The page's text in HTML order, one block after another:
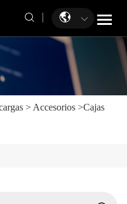
> Accesorios >Cajas